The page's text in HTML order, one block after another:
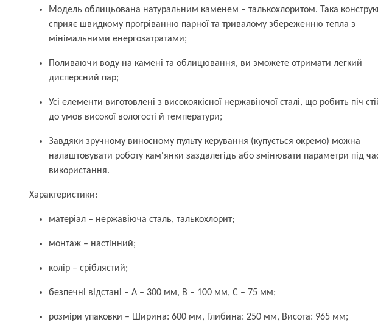
Модель облицьована натуральним каменем – талькохлоритом. Така
сприяє швидкому прогріванню парної та тривалому збереженню тепла з
мінімальними енергозатратами;
Поливаючи воду на камені та облицювання, ви зможете отримати легкий
дисперсний пар;
Усі елементи виготовлені з високоякісної нержавіючої сталі, що робить піч
до умов високої вологості й температури;
Завдяки зручному виносному пульту керування (купується окремо) можна
налаштовувати роботу кам'янки заздалегідь або змінювати параметри під
використання.
Характеристики:
матеріал – нержавіюча сталь, талькохлорит;
монтаж – настінний;
колір – сріблястий;
безпечні відстані – A – 300 мм, B – 100 мм, C – 75 мм;
розміри упаковки – Ширина: 600 мм, Глибина: 250 мм, Висота: 965 мм;